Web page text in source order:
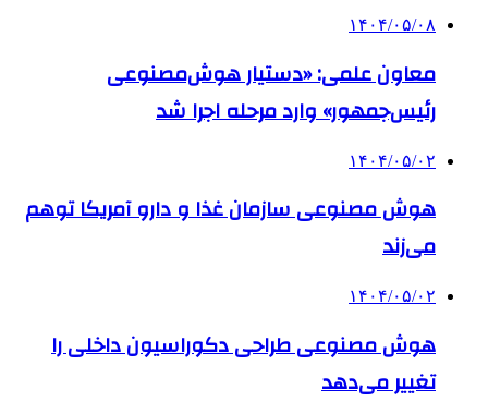
۱۴۰۴/۰۵/۰۸
معاون علمی: «دستیار هوش‌مصنوعی
رئیس‌جمهور» وارد مرحله اجرا شد
۱۴۰۴/۰۵/۰۲
هوش مصنوعی سازمان غذا و دارو آمریکا توهم
می‌زند
۱۴۰۴/۰۵/۰۲
هوش مصنوعی طراحی دکوراسیون داخلی را
تغییر می‌دهد